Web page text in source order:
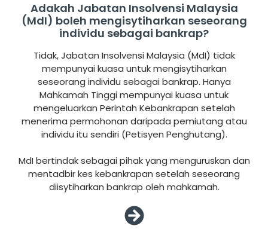
Adakah Jabatan Insolvensi Malaysia
(MdI) boleh mengisytiharkan seseorang
individu sebagai bankrap?
Tidak, Jabatan Insolvensi Malaysia (MdI) tidak
mempunyai kuasa untuk mengisytiharkan
seseorang individu sebagai bankrap. Hanya
Mahkamah Tinggi mempunyai kuasa untuk
mengeluarkan Perintah Kebankrapan setelah
menerima permohonan daripada pemiutang atau
individu itu sendiri (Petisyen Penghutang).
MdI bertindak sebagai pihak yang menguruskan dan
mentadbir kes kebankrapan setelah seseorang
diisytiharkan bankrap oleh mahkamah.